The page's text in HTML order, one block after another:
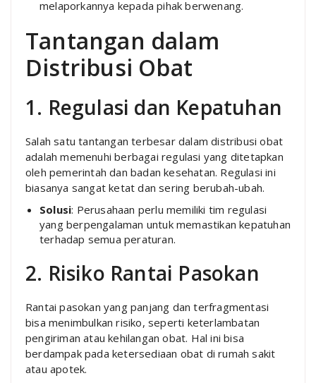
melaporkannya kepada pihak berwenang.
Tantangan dalam
Distribusi Obat
1. Regulasi dan Kepatuhan
Salah satu tantangan terbesar dalam distribusi obat
adalah memenuhi berbagai regulasi yang ditetapkan
oleh pemerintah dan badan kesehatan. Regulasi ini
biasanya sangat ketat dan sering berubah-ubah.
Solusi: Perusahaan perlu memiliki tim regulasi
yang berpengalaman untuk memastikan kepatuhan
terhadap semua peraturan.
2. Risiko Rantai Pasokan
Rantai pasokan yang panjang dan terfragmentasi
bisa menimbulkan risiko, seperti keterlambatan
pengiriman atau kehilangan obat. Hal ini bisa
berdampak pada ketersediaan obat di rumah sakit
atau apotek.